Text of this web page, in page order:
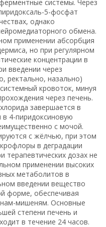
системы. Через
5-фосфат
однако
обмена.
применении абсорбция
но при регулярном
концентрации в
введении через
ректально, назально)
кровоток, минуя
через печень.
завершается в
в 4-пиридоксиновую
с мочой.
с жёлчью, при этом
в деградации
терапевтических дозах не
применении высоких
метаболитов в
введении вещество
форме, обеспечивая
мишеням. Основные
степени печень и
в течение 24 часов.